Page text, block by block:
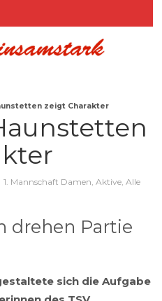
zeigt Charakter
1. Mannschaft Damen ,Aktive ,Alle
drehen Partie
sich die Aufgabe